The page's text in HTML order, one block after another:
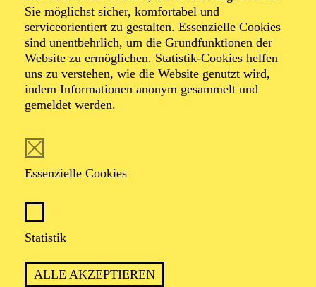
Sie möglichst sicher, komfortabel und
serviceorientiert zu gestalten. Essenzielle Cookies
sind unentbehrlich, um die Grundfunktionen der
Website zu ermöglichen. Statistik-Cookies helfen
uns zu verstehen, wie die Website genutzt wird,
indem Informationen anonym gesammelt und
gemeldet werden.
Essenzielle Cookies
Statistik
ALLE AKZEPTIEREN
Die junge deutsche Sopranistin Ann-Kathrin Niemczyk
mit der sie bis heute zusammenarbeitet. Am Theater